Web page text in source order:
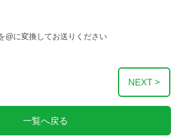
に変換してお送りください
NEXT >
一覧へ戻る